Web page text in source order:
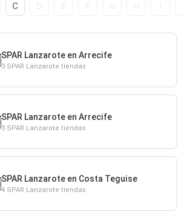
C
SPAR Lanzarote en Arrecife
3 SPAR Lanzarote tiendas
SPAR Lanzarote en Arrecife
3 SPAR Lanzarote tiendas
SPAR Lanzarote en Costa Teguise
4 SPAR Lanzarote tiendas